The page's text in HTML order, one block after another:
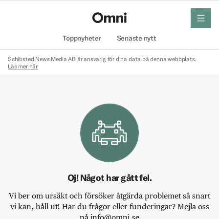
Toppnyheter Senaste nytt
meny
Schibsted News Media AB är ansvarig för dina data på denna webbplats.
Läs mer här
Oj! Något har gått fel.
Vi ber om ursäkt och försöker åtgärda problemet så snart
vi kan, håll ut! Har du frågor eller funderingar? Mejla oss